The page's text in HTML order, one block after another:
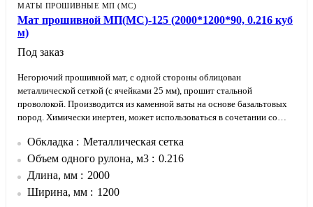
МАТЫ ПРОШИВНЫЕ МП (МС)
Мат прошивной МП(МС)-125 (2000*1200*90, 0.216 куб
м)
Под заказ
Негорючий прошивной мат, с одной стороны облицован
металлической сеткой (с ячейками 25 мм), прошит стальной
проволокой. Производится из каменной ваты на основе базальтовых
пород. Химически инертен, может использоваться в сочетании со
Обкладка металлической сеткой позволяет плотнее прижимать мат к
изолируемой поверхности. Утеплитель не провисает и не отстает от
изолируемой поверхности.
Обкладка
Металлическая сетка
Объем одного рулона, м3
0.216
Длина, мм
2000
Ширина, мм
1200